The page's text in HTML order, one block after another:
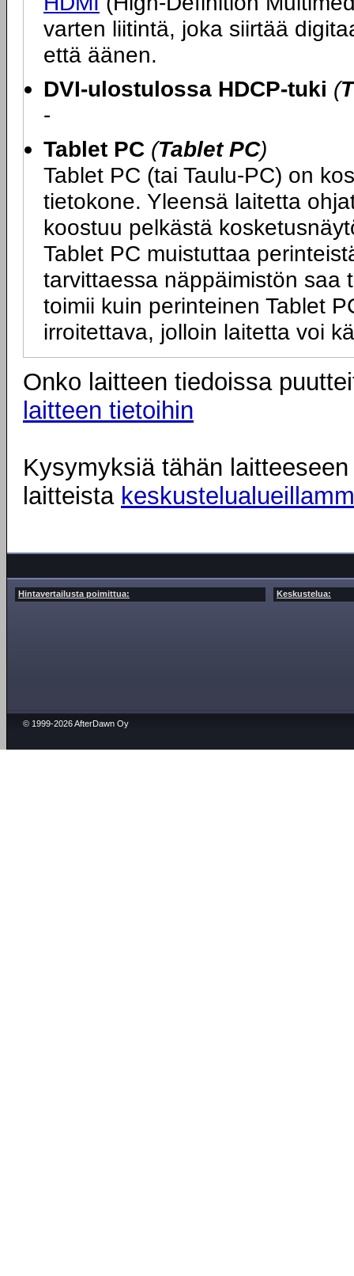
varten liitintä, joka siirtää
että äänen.
DVI-ulostulossa HDCP-tuki (
-
Tablet PC (Tablet PC)
Tablet PC (tai Taulu-PC) on
tietokone. Yleensä laitetta
koostuu pelkästä
Tablet PC muistuttaa
tarvittaessa näppäimistön saa
toimii kuin perinteinen Tablet
irroitettava, jolloin laitetta voi
Onko laitteen tiedoissa
laitteen tietoihin
Kysymyksiä tähän
laitteista
Hintavertailusta poimittua: Keskustelua:
© 1999-2026 AfterDawn Oy